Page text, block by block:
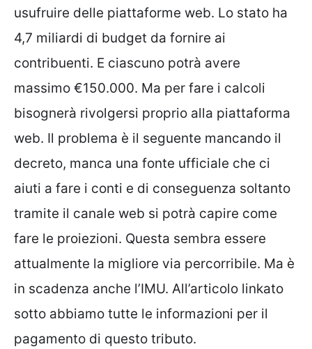
usufruire delle piattaforme web. Lo stato ha
4,7 miliardi di budget da fornire ai
contribuenti. E ciascuno potrà avere
massimo €150.000. Ma per fare i calcoli
bisognerà rivolgersi proprio alla piattaforma
web. Il problema è il seguente mancando il
decreto, manca una fonte ufficiale che ci
aiuti a fare i conti e di conseguenza soltanto
tramite il canale web si potrà capire come
fare le proiezioni. Questa sembra essere
attualmente la migliore via percorribile. Ma è
in scadenza anche l’IMU. All’articolo linkato
sotto abbiamo tutte le informazioni per il
pagamento di questo tributo.